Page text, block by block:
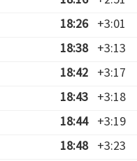
18:26 +3:01
18:38 +3:13
18:42 +3:17
18:43 +3:18
18:44 +3:19
18:48 +3:23